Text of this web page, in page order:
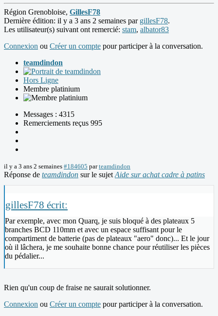
Région Grenobloise, GillesF78
Dernière édition: il y a 3 ans 2 semaines par gillesF78.
Les utilisateur(s) suivant ont remercié: stam, albator83
Connexion ou Créer un compte pour participer à la conversation.
teamdindon
Hors Ligne
Membre platinium
Messages : 4315
Remerciements reçus 995
il y a 3 ans 2 semaines #184605 parteamdindon
Réponse de teamdindon sur le sujet Aide sur achat cadre à patins
gillesF78 écrit:
Par exemple, avec mon Quarq, je suis bloqué à des plateaux 5
branches BCD 110mm et avec un espace suffisant pour le
compartiment de batterie (pas de plateaux "aero" donc)... Et le jour
où il lâchera, je me souhaite bonne chance pour réutiliser les pièces
du pédalier...
Rien qu'un coup de fraise ne saurait solutionner.
Connexion ou Créer un compte pour participer à la conversation.